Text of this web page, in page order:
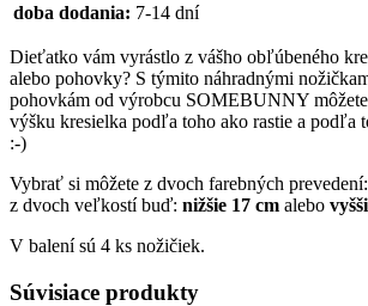
doba dodania: 7-14 dní
Dieťatko vám vyrástlo z vášho obľúbeného
alebo pohovky? S týmito náhradnými
pohovkám od výrobcu SOMEBUNNY
výšku kresielka podľa toho ako rastie a podľa
:-)
Vybrať si môžete z dvoch farebných prevedení:
z dvoch veľkostí buď: nižšie 17 cm alebo
V balení sú 4 ks nožičiek.
Súvisiace produkty